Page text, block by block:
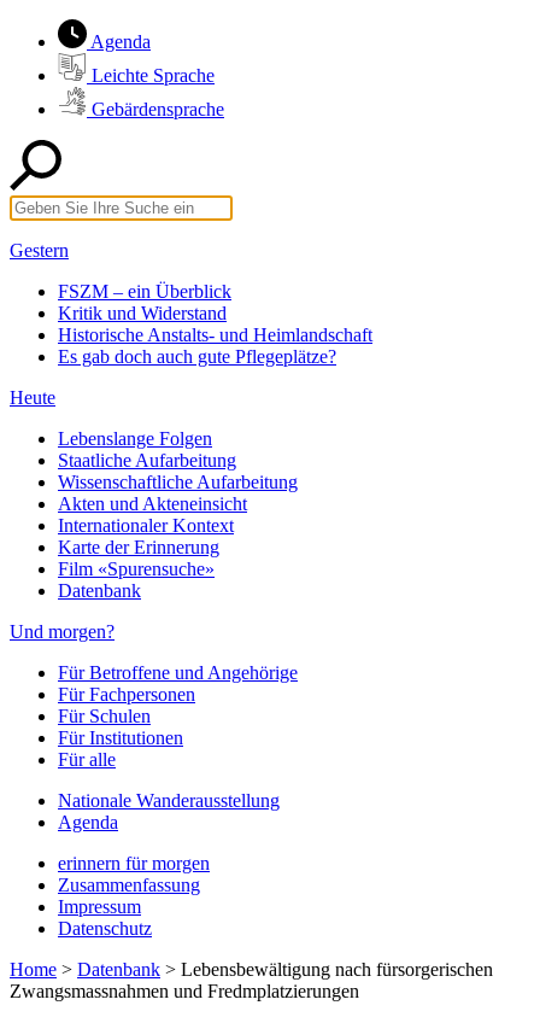
Agenda
Leichte Sprache
Gebärdensprache
Gestern
FSZM – ein Überblick
Kritik und Widerstand
Historische Anstalts- und Heimlandschaft
Es gab doch auch gute Pflegeplätze?
Heute
Lebenslange Folgen
Staatliche Aufarbeitung
Wissenschaftliche Aufarbeitung
Akten und Akteneinsicht
Internationaler Kontext
Karte der Erinnerung
Film «Spurensuche»
Datenbank
Und morgen?
Für Betroffene und Angehörige
Für Fachpersonen
Für Schulen
Für Institutionen
Für alle
Nationale Wanderausstellung
Agenda
erinnern für morgen
Zusammenfassung
Impressum
Datenschutz
Home > Datenbank > Lebensbewältigung nach fürsorgerischen
Zwangsmassnahmen und Fredmplatzierungen